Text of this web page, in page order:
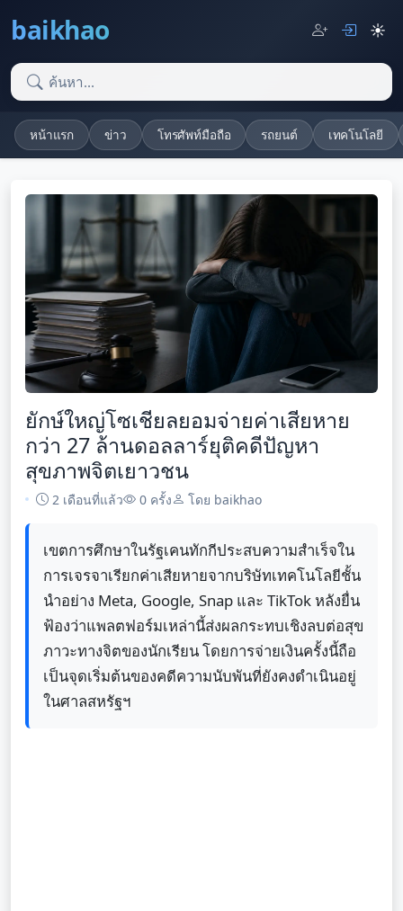
baikhao ☀️
หน้าแรก ข่าว โทรศัพท์มือถือ รถยนต์ เทคโนโลยี
ยักษ์ใหญ่โซเชียลยอมจ่ายค่าเสียหาย
กว่า 27 ล้านดอลลาร์ยุติคดีปัญหา
สุขภาพจิตเยาวชน
2 เดือนที่แล้ว 0 ครั้ง โดย baikhao
เขตการศึกษาในรัฐเคนทักกีประสบความสำเร็จใน
การเจรจาเรียกค่าเสียหายจากบริษัทเทคโนโลยีชั้น
นำอย่าง Meta, Google, Snap และ TikTok หลังยื่น
ฟ้องว่าแพลตฟอร์มเหล่านี้ส่งผลกระทบเชิงลบต่อสุข
ภาวะทางจิตของนักเรียน โดยการจ่ายเงินครั้งนี้ถือ
เป็นจุดเริ่มต้นของคดีความนับพันที่ยังคงดำเนินอยู่
ในศาลสหรัฐฯ